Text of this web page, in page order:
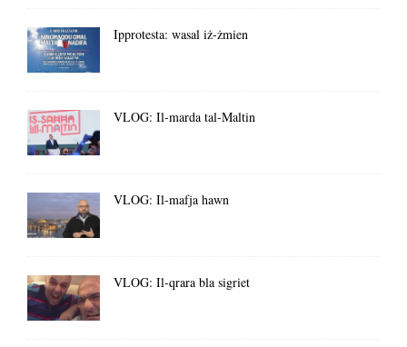
Ipprotesta: wasal iż-żmien
VLOG: Il-marda tal-Maltin
VLOG: Il-mafja hawn
VLOG: Il-qrara bla sigriet